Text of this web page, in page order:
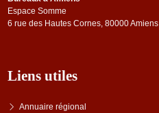
Espace Somme
6 rue des Hautes Cornes, 80000 Amiens
Liens utiles
Annuaire régional